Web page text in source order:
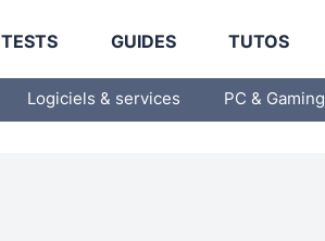
TESTS GUIDES TUTOS
Logiciels & services PC & Gaming